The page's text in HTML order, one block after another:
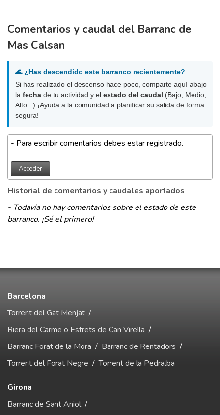
Comentarios y caudal del Barranc de
Mas Calsan
🌊 ¿Has descendido este barranco recientemente?
Si has realizado el descenso hace poco, comparte aquí abajo
la fecha de tu actividad y el estado del caudal (Bajo, Medio,
Alto...) ¡Ayuda a la comunidad a planificar su salida de forma
segura!
- Para escribir comentarios debes estar registrado.
Acceder
Historial de comentarios y caudales aportados
- Todavía no hay comentarios sobre el estado de este
barranco. ¡Sé el primero!
Barcelona
Torrent del Gat Menjat /
Riera del Carme o Estrets de Can Virella /
Barranc Forat de la Mora / Barranc de Rentadors /
Torrent del Forat Negre /Torrent de la Pedralba
Girona
Barranc de Sant Aniol /